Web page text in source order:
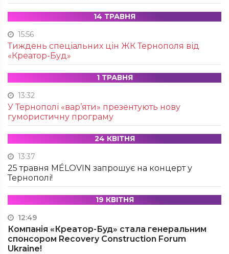
14 ТРАВНЯ
15:56
Тиждень спеціальних цін ЖК Тернополя від
«Креатор-Буд»
1 ТРАВНЯ
13:32
У Тернополі «вар’яти» презентують нову
гумористичну програму
24 КВІТНЯ
13:37
25 травня MÉLOVIN запрошує на концерт у
Тернополі!
19 КВІТНЯ
12:49
Компанія «Креатор-Буд» стала генеральним
спонсором Recovery Construction Forum
Ukraine!